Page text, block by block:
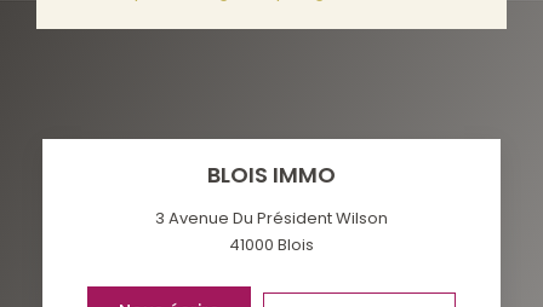
BLOIS IMMO
3 Avenue Du Président Wilson
41000 Blois